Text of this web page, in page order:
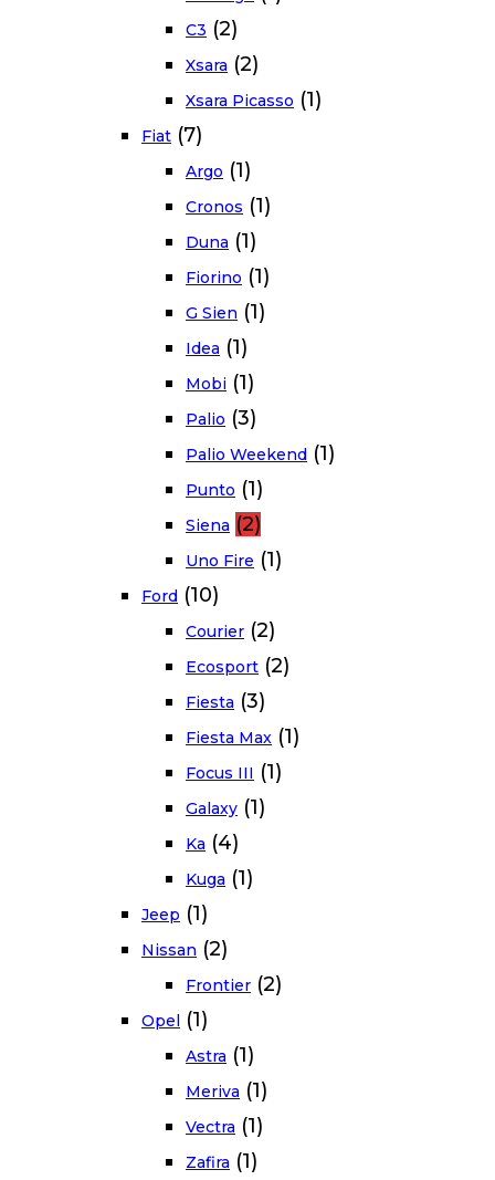
C3 (2)
Xsara (2)
Xsara Picasso (1)
Fiat (7)
Argo (1)
Cronos (1)
Duna (1)
Fiorino (1)
G Sien (1)
Idea (1)
Mobi (1)
Palio (3)
Palio Weekend (1)
Punto (1)
Siena (2)
Uno Fire (1)
Ford (10)
Courier (2)
Ecosport (2)
Fiesta (3)
Fiesta Max (1)
Focus III (1)
Galaxy (1)
Ka (4)
Kuga (1)
Jeep (1)
Nissan (2)
Frontier (2)
Opel (1)
Astra (1)
Meriva (1)
Vectra (1)
Zafira (1)